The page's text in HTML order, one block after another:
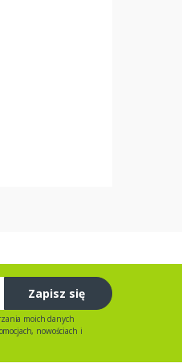
Zapisz się
moich danych
nowościach i